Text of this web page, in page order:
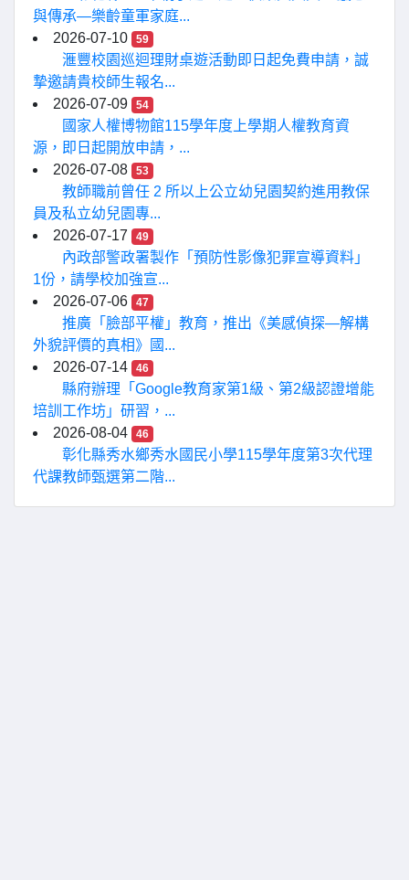
與傳承—樂齡童軍家庭...
2026-07-10
59
滙豐校園巡迴理財桌遊活動即日起免費申請，誠
摯邀請貴校師生報名...
2026-07-09
54
國家人權博物館115學年度上學期人權教育資
源，即日起開放申請，...
2026-07-08
53
教師職前曾任 2 所以上公立幼兒園契約進用教保
員及私立幼兒園專...
2026-07-17
49
內政部警政署製作「預防性影像犯罪宣導資料」
1份，請學校加強宣...
2026-07-06
47
推廣「臉部平權」教育，推出《美感偵探—解構
外貌評價的真相》國...
2026-07-14
46
縣府辦理「Google教育家第1級、第2級認證增能
培訓工作坊」研習，...
2026-08-04
46
彰化縣秀水鄉秀水國民小學115學年度第3次代理
代課教師甄選第二階...